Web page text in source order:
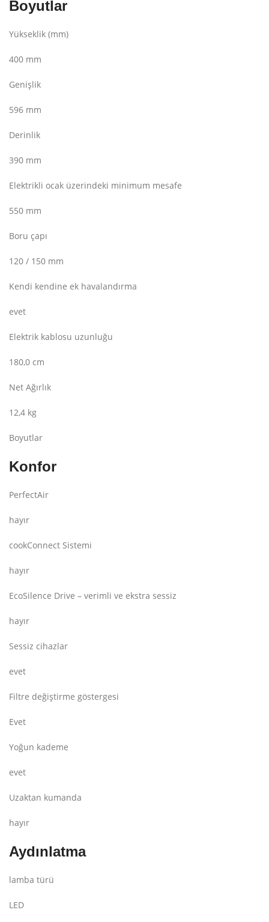
Boyutlar
Yükseklik (mm)
400 mm
Genişlik
596 mm
Derinlik
390 mm
Elektrikli ocak üzerindeki minimum mesafe
550 mm
Boru çapı
120 / 150 mm
Kendi kendine ek havalandırma
evet
Elektrik kablosu uzunluğu
180,0 cm
Net Ağırlık
12,4 kg
Boyutlar
Konfor
PerfectAir
hayır
cookConnect Sistemi
hayır
EcoSilence Drive – verimli ve ekstra sessiz
hayır
Sessiz cihazlar
evet
Filtre değiştirme göstergesi
Evet
Yoğun kademe
evet
Uzaktan kumanda
hayır
Aydınlatma
lamba türü
LED